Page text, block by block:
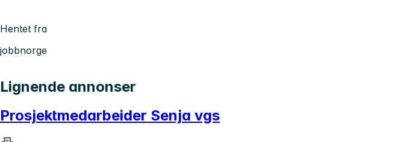
Hentet fra
jobbnorge
Lignende annonser
Prosjektmedarbeider Senja vgs